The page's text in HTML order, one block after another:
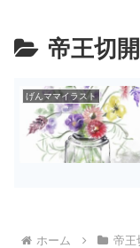
帝王切
げんママイラスト
ホーム 帝王